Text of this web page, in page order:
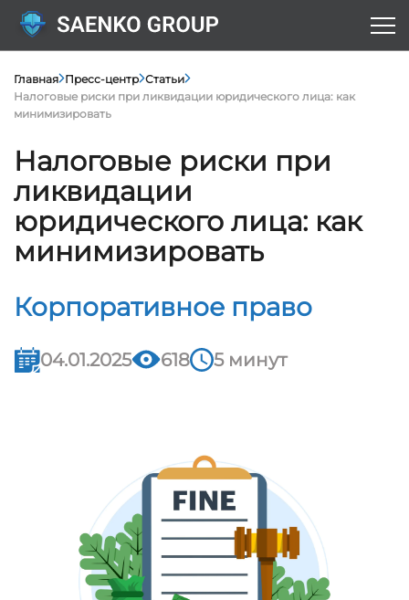
Главная Пресс-центр Статьи
Налоговые риски при ликвидации юридического лица: как
минимизировать
Налоговые риски при
ликвидации
юридического лица: как
минимизировать
Корпоративное право
04.01.2025 618 5 минут